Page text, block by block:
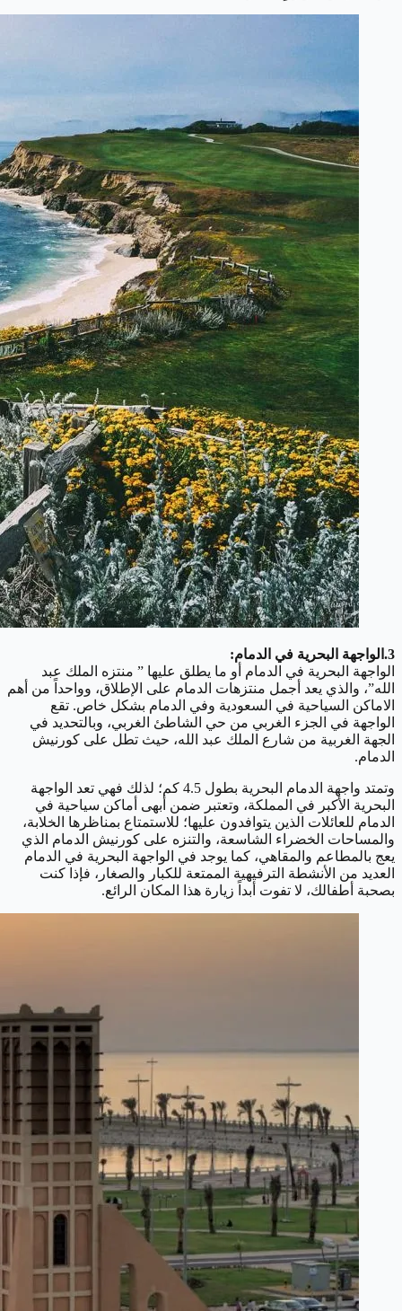
3.الواجهة البحرية في الدمام:
الواجهة البحرية في الدمام أو ما يطلق عليها ” منتزه الملك عبد
الله”، والذي يعد أجمل منتزهات الدمام على الإطلاق، وواحداً من أهم
الاماكن السياحية في السعودية وفي الدمام بشكل خاص. تقع
الواجهة في الجزء الغربي من حي الشاطئ الغربي، وبالتحديد في
الجهة الغربية من شارع الملك عبد الله، حيث تطل على كورنيش
الدمام.
وتمتد واجهة الدمام البحرية بطول 4.5 كم؛ لذلك فهي تعد الواجهة
البحرية الأكبر في المملكة، وتعتبر ضمن أبهى أماكن سياحية في
الدمام للعائلات الذين يتوافدون عليها؛ للاستمتاع بمناظرها الخلابة،
والمساحات الخضراء الشاسعة، والتنزه على كورنيش الدمام الذي
يعج بالمطاعم والمقاهي، كما يوجد في الواجهة البحرية في الدمام
العديد من الأنشطة الترفيهية الممتعة للكبار والصغار، فإذا كنت
بصحبة أطفالك، لا تفوت أبداً زيارة هذا المكان الرائع.